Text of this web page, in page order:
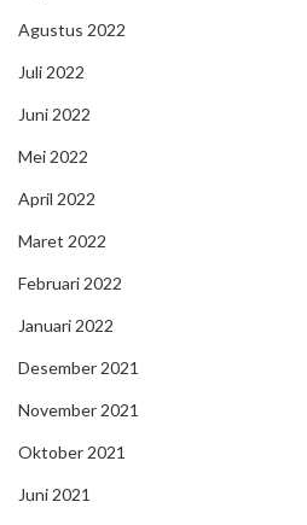
Agustus 2022
Juli 2022
Juni 2022
Mei 2022
April 2022
Maret 2022
Februari 2022
Januari 2022
Desember 2021
November 2021
Oktober 2021
Juni 2021